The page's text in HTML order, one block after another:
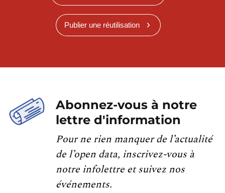
Publier une réutilisation
Abonnez-vous à notre
lettre d'information
Pour ne rien manquer de l’actualité
de l’open data, inscrivez-vous à
notre infolettre et suivez nos
événements.